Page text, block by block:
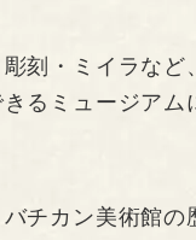
刻・ミイラなど
るミュージアム
チカン美術館の